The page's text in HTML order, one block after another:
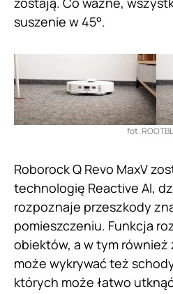
suszenie w 45°.
fot.
Roborock Q Revo MaxV
technologię Reactive AI,
rozpoznaje przeszkody
pomieszczeniu. Funkcja
obiektów, a w tym również
może wykrywać też
których może łatwo